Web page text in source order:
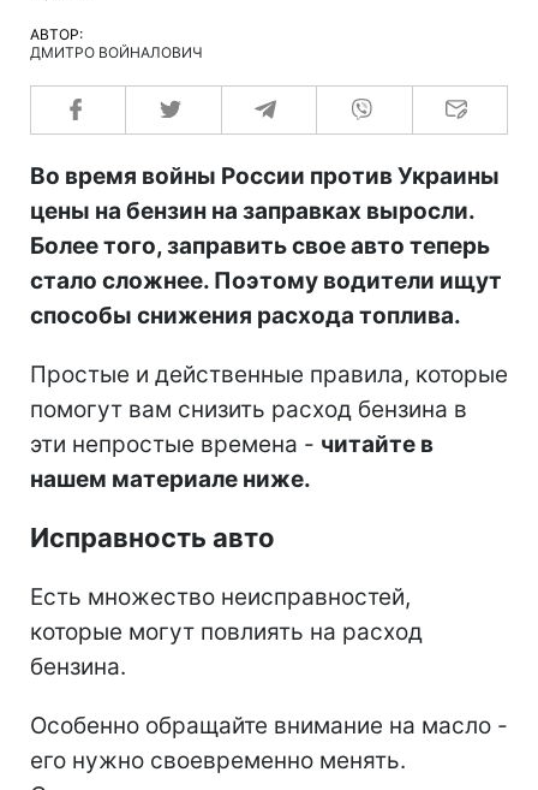
АВТОР:
ДМИТРО ВОЙНАЛОВИЧ
Во время войны России против Украины
цены на бензин на заправках выросли.
Более того, заправить свое авто теперь
стало сложнее. Поэтому водители ищут
способы снижения расхода топлива.
Простые и действенные правила, которые
помогут вам снизить расход бензина в
эти непростые времена - читайте в
нашем материале ниже.
Исправность авто
Есть множество неисправностей,
которые могут повлиять на расход
бензина.
Особенно обращайте внимание на масло -
его нужно своевременно менять.